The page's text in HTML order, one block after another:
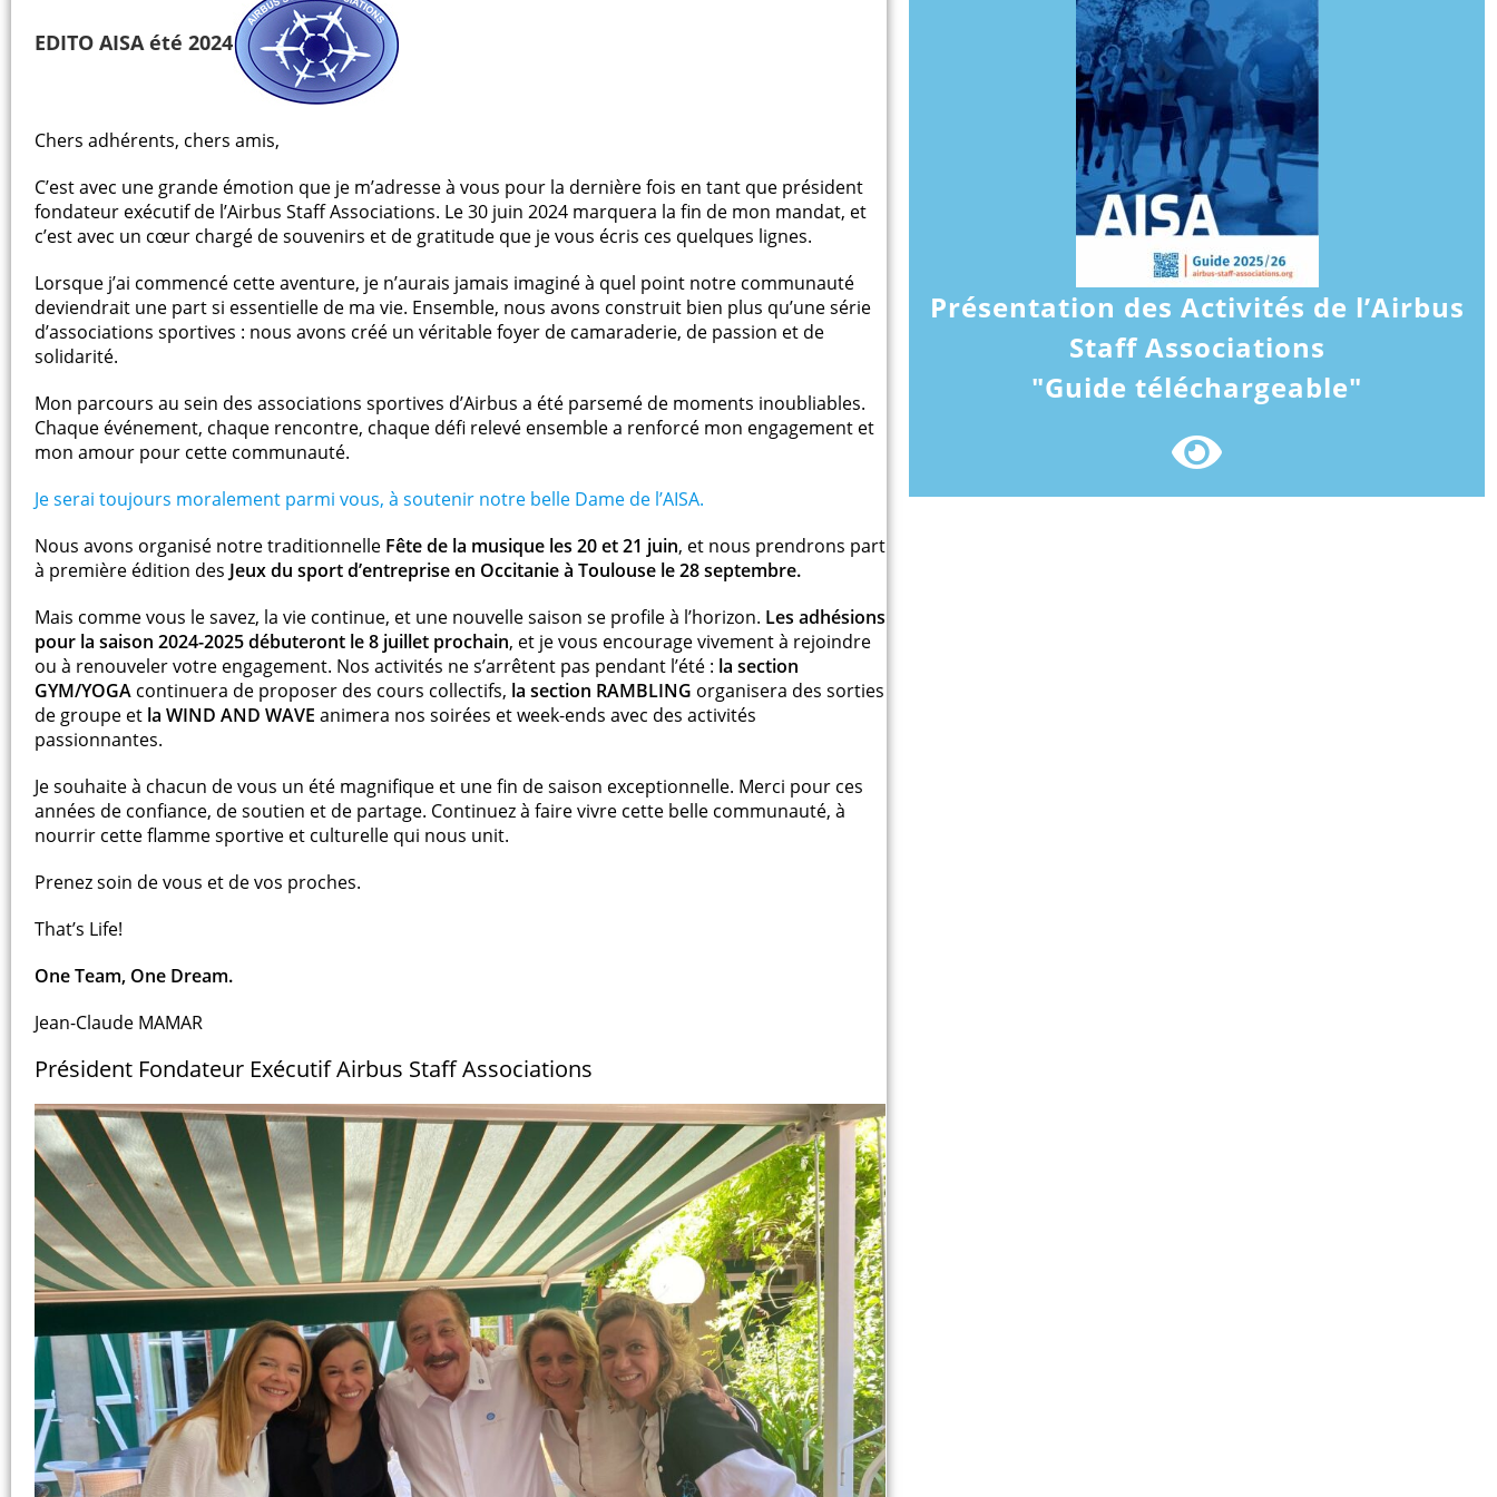
EDITO AISA été 2024
Chers adhérents, chers amis,
C’est avec une grande émotion que je m’adresse à vous pour la dernière fois en tant que président
fondateur exécutif de l’Airbus Staff Associations. Le 30 juin 2024 marquera la fin de mon mandat, et
c’est avec un cœur chargé de souvenirs et de gratitude que je vous écris ces quelques lignes.
Lorsque j’ai commencé cette aventure, je n’aurais jamais imaginé à quel point notre communauté
deviendrait une part si essentielle de ma vie. Ensemble, nous avons construit bien plus qu’une série
d’associations sportives : nous avons créé un véritable foyer de camaraderie, de passion et de
solidarité.
Mon parcours au sein des associations sportives d’Airbus a été parsemé de moments inoubliables.
Chaque événement, chaque rencontre, chaque défi relevé ensemble a renforcé mon engagement et
mon amour pour cette communauté.
Je serai toujours moralement parmi vous, à soutenir notre belle Dame de l’AISA.
Nous avons organisé notre traditionnelle Fête de la musique les 20 et 21 juin, et nous prendrons part
à première édition des Jeux du sport d’entreprise en Occitanie à Toulouse le 28 septembre.
Mais comme vous le savez, la vie continue, et une nouvelle saison se profile à l’horizon. Les adhésions
pour la saison 2024-2025 débuteront le 8 juillet prochain, et je vous encourage vivement à rejoindre
ou à renouveler votre engagement. Nos activités ne s’arrêtent pas pendant l’été : la section
GYM/YOGA continuera de proposer des cours collectifs, la section RAMBLING organisera des sorties
de groupe et la WIND AND WAVE animera nos soirées et week-ends avec des activités
passionnantes.
Je souhaite à chacun de vous un été magnifique et une fin de saison exceptionnelle. Merci pour ces
années de confiance, de soutien et de partage. Continuez à faire vivre cette belle communauté, à
nourrir cette flamme sportive et culturelle qui nous unit.
Prenez soin de vous et de vos proches.
That’s Life!
One Team, One Dream.
Jean-Claude MAMAR
Président Fondateur Exécutif Airbus Staff Associations
Présentation des Activités de l’Airbus
Staff Associations
"Guide téléchargeable"